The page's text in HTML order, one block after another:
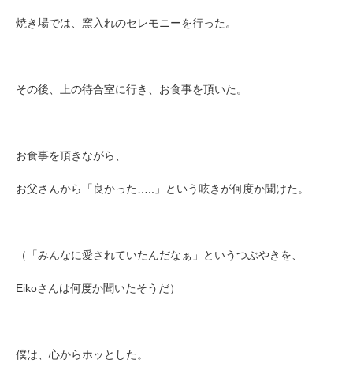
焼き場では、窯入れのセレモニーを行った。
その後、上の待合室に行き、お食事を頂いた。
お食事を頂きながら、
お父さんから「良かった…..」という呟きが何度か聞けた。
（「みんなに愛されていたんだなぁ」というつぶやきを、
Eikoさんは何度か聞いたそうだ）
僕は、心からホッとした。